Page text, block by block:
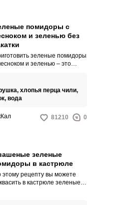
помидоры с
и зеленью без
зеленые помидоры
и зеленью – это
солений. Если вы в
необычной заготовки из
отлично подходит для
случая! Такие помидоры
хлопья перца чили,
вода
81210 0
зеленые
в кастрюле
этому рецепту вы можете
в кастрюле зеленые
сетей: